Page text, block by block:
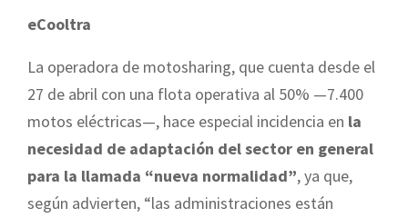
eCooltra
La operadora de motosharing, que cuenta desde el
27 de abril con una flota operativa al 50% —7.400
motos eléctricas—, hace especial incidencia en la
necesidad de adaptación del sector en general
para la llamada “nueva normalidad”, ya que,
según advierten, “las administraciones están